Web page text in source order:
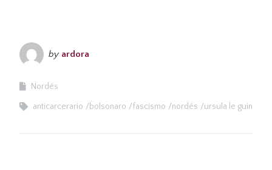
by ardora
Nordés
anticarcerario bolsonaro fascismo nordés ursula le guin